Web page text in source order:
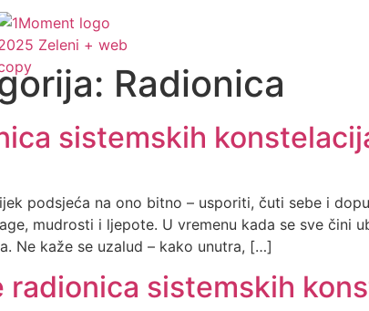
Radionica
sistemskih
podsjeća na ono bitno – usporiti, čuti sebe i
mudrosti i ljepote. U vremenu kada se sve čini
Ne kaže se uzalud – kako unutra, […]
radionica sistemskih